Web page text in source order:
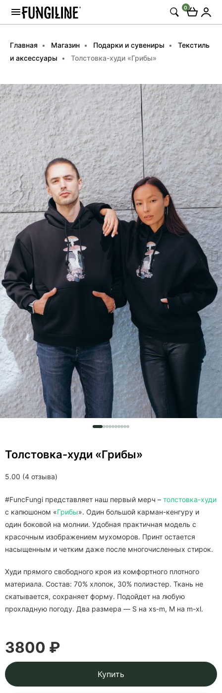
0
Главная Магазин Подарки и сувениры
Текстиль
и аксессуары
Толстовка-худи «Грибы»
5.00 (4 отзыва)
Толстовка-худи «Грибы»
#FuncFungi представляет наш первый мерч – толстовка-худи
c капюшоном «Грибы». Один большой карман-кенгуру и
один боковой на молнии. Удобная практичная модель с
красочным изображением мухоморов. Принт остается
насыщенным и четким даже после многочисленных стирок.
Худи прямого свободного кроя из комфортного плотного
материала. Состав: 70% хлопок, 30% полиэстер. Ткань не
скатывается, сохраняет форму. Подойдет на любую
прохладную погоду. Два размера — S на xs-m, M на m-xl.
3800 ₽
Купить